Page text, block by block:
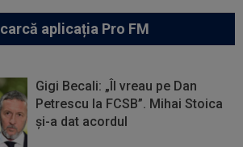
aplicația Pro FM
Gigi Becali: „Îl vreau pe Dan
Petrescu la FCSB”. Mihai Stoica
și-a dat acordul